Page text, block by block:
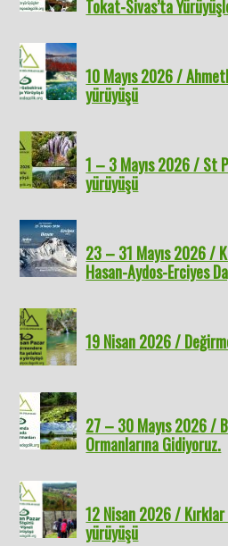
Tokat-Sivas’ta
10 Mayıs 2026 /
yürüyüşü
1 – 3 Mayıs 2026 / St
yürüyüşü
23 – 31 Mayıs 2026 /
Hasan-Aydos-Erciyes
19 Nisan 2026 /
27 – 30 Mayıs 2026 /
Ormanlarına Gidiyoruz.
12 Nisan 2026 /
yürüyüşü